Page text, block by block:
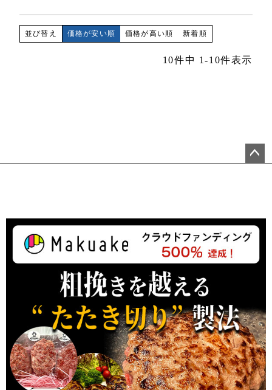
並び替え 価格が安い順 価格が高い順 新着順
10件中 1-10件表示
ト
ッ
へ